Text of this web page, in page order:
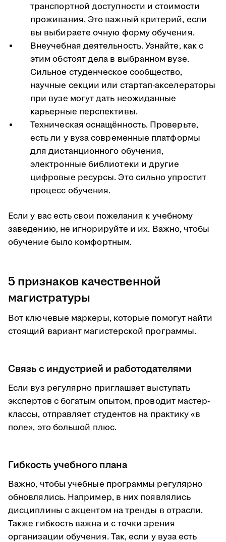
транспортной доступности и стоимости
проживания. Это важный критерий, если
вы выбираете очную форму обучения.
Внеучебная деятельность. Узнайте, как с
этим обстоят дела в выбранном вузе.
Сильное студенческое сообщество,
научные секции или стартап-акселераторы
при вузе могут дать неожиданные
карьерные перспективы.
Техническая оснащённость. Проверьте,
есть ли у вуза современные платформы
для дистанционного обучения,
электронные библиотеки и другие
цифровые ресурсы. Это сильно упростит
процесс обучения.
Если у вас есть свои пожелания к учебному
заведению, не игнорируйте и их. Важно, чтобы
обучение было комфортным.
5 признаков качественной
магистратуры
Вот ключевые маркеры, которые помогут найти
стоящий вариант магистерской программы.
Связь с индустрией и работодателями
Если вуз регулярно приглашает выступать
экспертов с богатым опытом, проводит мастер-
классы, отправляет студентов на практику «в
поле», это большой плюс.
Гибкость учебного плана
Важно, чтобы учебные программы регулярно
обновлялись. Например, в них появлялись
дисциплины с акцентом на тренды в отрасли.
Также гибкость важна и с точки зрения
организации обучения. Так, если у вуза есть